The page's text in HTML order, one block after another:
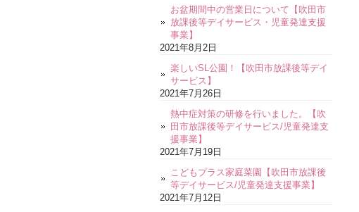
お盆期間中の営業日について【吹田市
放課後等デイサービス・児童発達支援
事業】
2021年8月2日
楽しいSL公園！【吹田市放課後等デイ
サービス】
2021年7月26日
熱中症対策の研修を行いました。【吹
田市放課後等デイサービス/児童発達支
援事業】
2021年7月19日
こどもプラス家庭菜園【吹田市放課後
等デイサービス/児童発達支援事業】
2021年7月12日